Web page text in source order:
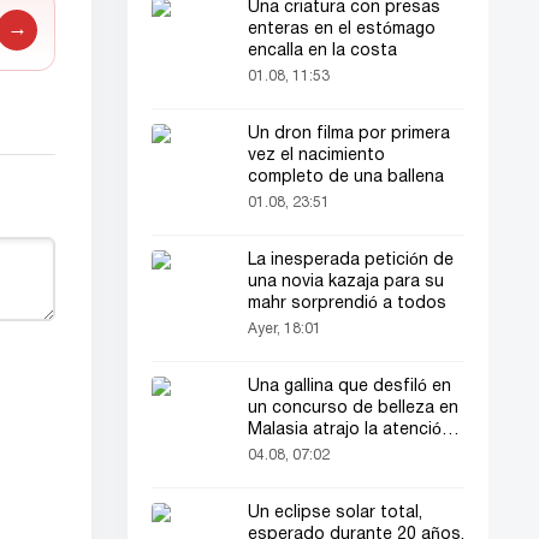
→
Una criatura con presas
enteras en el estómago
encalla en la costa
01.08, 11:53
Un dron filma por primera
vez el nacimiento
completo de una ballena
01.08, 23:51
La inesperada petición de
una novia kazaja para su
mahr sorprendió a todos
Ayer, 18:01
Una gallina que desfiló en
un concurso de belleza en
Malasia atrajo la atención
del público
04.08, 07:02
Un eclipse solar total,
esperado durante 20 años,